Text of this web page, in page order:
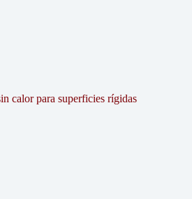
calor para superficies rígidas